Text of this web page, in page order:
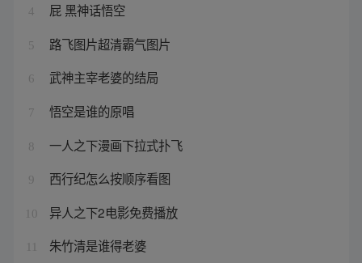
4 屁 黑神话悟空
5 路飞图片超清霸气图片
6 武神主宰老婆的结局
7 悟空是谁的原唱
8 一人之下漫画下拉式扑飞
9 西行纪怎么按顺序看图
10 异人之下2电影免费播放
朱竹清是谁得老婆